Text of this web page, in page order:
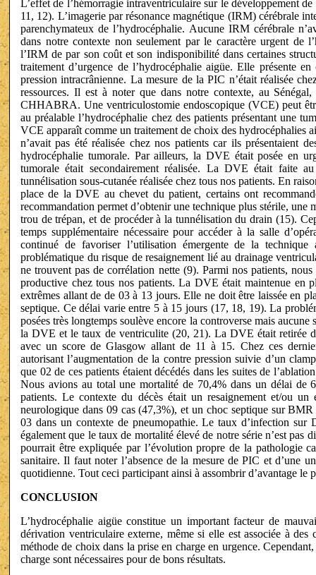
L’effet de l’hémorragie intraventriculaire sur le développement
11, 12). L’imagerie par résonance magnétique (IRM) cérébrale
parenchymateux de l’hydrocéphalie. Aucune IRM cérébrale
dans notre contexte non seulement par le caractère urgent de
l’IRM de par son coût et son indisponibilité dans
traitement d’urgence de l’hydrocéphalie aigüe. Elle présente
pression intracrânienne. La mesure de la PIC n’était réalisée
ressources. Il est à noter que dans notre contexte, au
CHHABRA. Une ventriculostomie endoscopique (VCE) peut
au préalable l’hydrocéphalie chez des patients présentant une
VCE apparaît comme un traitement de choix des hydrocéphalies
n’avait pas été réalisée chez nos patients car ils présentaient
hydrocéphalie tumorale. Par ailleurs, la DVE était posée en
tumorale était secondairement réalisée. La DVE était faite
tunnélisation sous-cutanée réalisée chez tous nos patients. En
place de la DVE au chevet du patient, certains ont
recommandation permet d’obtenir une technique plus stérile,
trou de trépan, et de procéder à la tunnélisation du drain (15).
temps supplémentaire nécessaire pour accéder à la salle
continué de favoriser l’utilisation émergente de la
problématique du risque de resaignement lié au drainage
ne trouvent pas de corrélation nette (9). Parmi nos patients,
productive chez tous nos patients. La DVE était maintenue en
extrêmes allant de de 03 à 13 jours. Elle ne doit être laissée en
septique. Ce délai varie entre 5 à 15 jours (17, 18, 19). La
posées très longtemps soulève encore la controverse mais
la DVE et le taux de ventriculite (20, 21). La DVE était retirée
avec un score de Glasgow allant de 11 à 15. Chez ces
autorisant l’augmentation de la contre pression suivie d’un
que 02 de ces patients étaient décédés dans les suites de
Nous avions au total une mortalité de 70,4% dans un délai
patients. Le contexte du décès était un resaignement et/ou un
neurologique dans 09 cas (47,3%), et un choc septique sur
03 dans un contexte de pneumopathie. Le taux d’infection
également que le taux de mortalité élevé de notre série n’est
pourrait être expliquée par l’évolution propre de la pathologie
sanitaire. Il faut noter l’absence de la mesure de PIC et d’une
quotidienne. Tout ceci participant ainsi à assombrir d’avantage le
CONCLUSION
L’hydrocéphalie aigüe constitue un important facteur de
dérivation ventriculaire externe, même si elle est associée à
méthode de choix dans la prise en charge en urgence.
charge sont nécessaires pour de bons résultats.